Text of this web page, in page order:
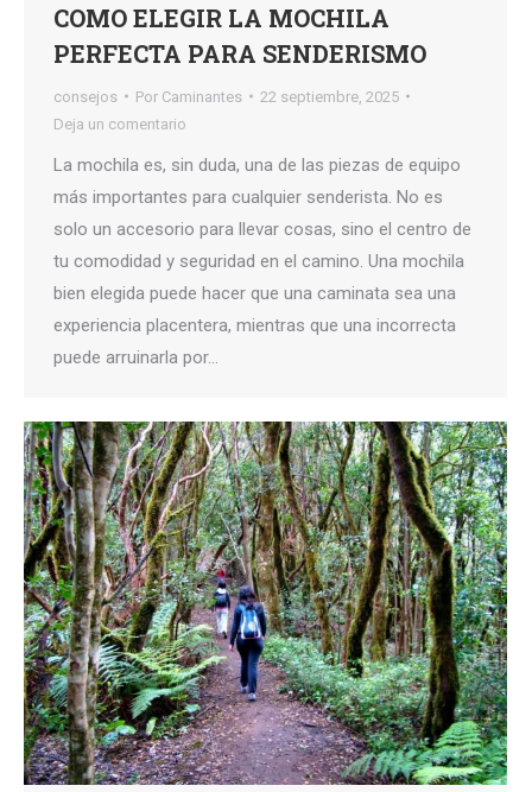
COMO ELEGIR LA MOCHILA
PERFECTA PARA SENDERISMO
consejos Por Caminantes
22 septiembre, 2025
Deja un comentario
La mochila es, sin duda, una de las piezas de equipo
más importantes para cualquier senderista. No es
solo un accesorio para llevar cosas, sino el centro de
tu comodidad y seguridad en el camino. Una mochila
bien elegida puede hacer que una caminata sea una
experiencia placentera, mientras que una incorrecta
puede arruinarla por…